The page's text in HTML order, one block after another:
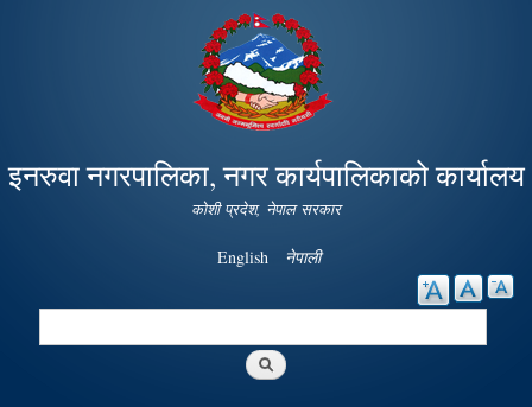
Skip to
main
content
इनरुवा नगरपालिका, नगर कार्यपालिकाको कार्यालय
कोशी प्रदेश, नेपाल सरकार
English नेपाली
Search